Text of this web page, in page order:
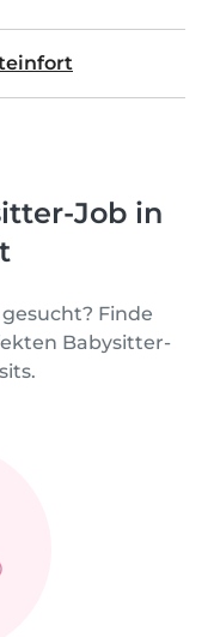
Job in
Finde
Babysitter-